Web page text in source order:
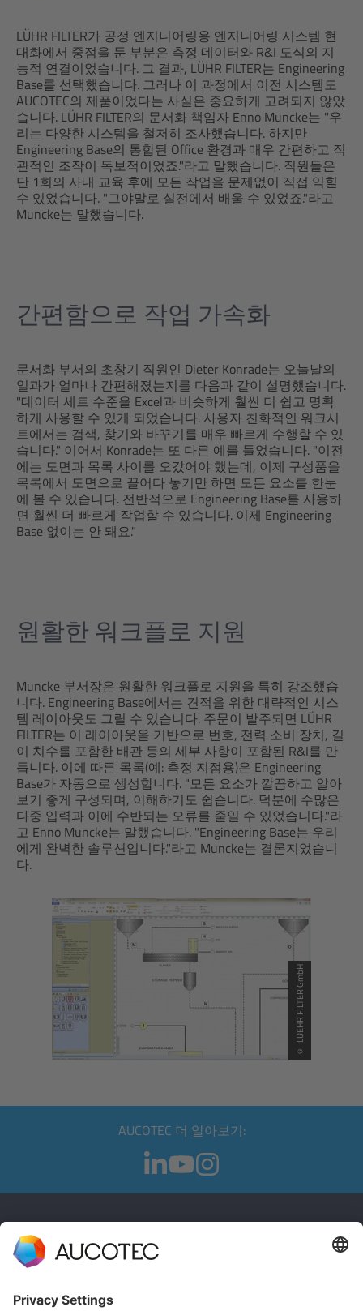
LÜHR FILTER가 공정 엔지니어링용 엔지니어링 시스템 현
대화에서 중점을 둔 부분은 측정 데이터와 R&I 도식의 지
능적 연결이었습니다. 그 결과, LÜHR FILTER는 Engineering
Base를 선택했습니다. 그러나 이 과정에서 이전 시스템도
AUCOTEC의 제품이었다는 사실은 중요하게 고려되지 않았
습니다. LÜHR FILTER의 문서화 책임자 Enno Muncke는 "우
리는 다양한 시스템을 철저히 조사했습니다. 하지만
Engineering Base의 통합된 Office 환경과 매우 간편하고 직
관적인 조작이 독보적이었죠."라고 말했습니다. 직원들은
단 1회의 사내 교육 후에 모든 작업을 문제없이 직접 익힐
수 있었습니다. "그야말로 실전에서 배울 수 있었죠."라고
Muncke는 말했습니다.
간편함으로 작업 가속화
문서화 부서의 초창기 직원인 Dieter Konrade는 오늘날의
일과가 얼마나 간편해졌는지를 다음과 같이 설명했습니다.
"데이터 세트 수준을 Excel과 비슷하게 훨씬 더 쉽고 명확
하게 사용할 수 있게 되었습니다. 사용자 친화적인 워크시
트에서는 검색, 찾기와 바꾸기를 매우 빠르게 수행할 수 있
습니다." 이어서 Konrade는 또 다른 예를 들었습니다. "이전
에는 도면과 목록 사이를 오갔어야 했는데, 이제 구성품을
목록에서 도면으로 끌어다 놓기만 하면 모든 요소를 한눈
에 볼 수 있습니다. 전반적으로 Engineering Base를 사용하
면 훨씬 더 빠르게 작업할 수 있습니다. 이제 Engineering
Base 없이는 안 돼요."
원활한 워크플로 지원
Muncke 부서장은 원활한 워크플로 지원을 특히 강조했습
니다. Engineering Base에서는 견적을 위한 대략적인 시스
템 레이아웃도 그릴 수 있습니다. 주문이 발주되면 LÜHR
FILTER는 이 레이아웃을 기반으로 번호, 전력 소비 장치, 길
이 치수를 포함한 배관 등의 세부 사항이 포함된 R&I를 만
듭니다. 이에 따른 목록(예: 측정 지점용)은 Engineering
Base가 자동으로 생성합니다. "모든 요소가 깔끔하고 알아
보기 좋게 구성되며, 이해하기도 쉽습니다. 덕분에 수많은
다중 입력과 이에 수반되는 오류를 줄일 수 있었습니다."라
고 Enno Muncke는 말했습니다. "Engineering Base는 우리
에게 완벽한 솔루션입니다."라고 Muncke는 결론지었습니
다.
© LUEHR FILTER GmbH
AUCOTEC 더 알아보기:
연락처